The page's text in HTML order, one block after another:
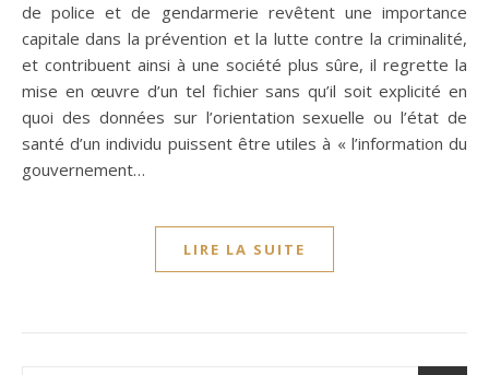
de police et de gendarmerie revêtent une importance
capitale dans la prévention et la lutte contre la criminalité,
et contribuent ainsi à une société plus sûre, il regrette la
mise en œuvre d’un tel fichier sans qu’il soit explicité en
quoi des données sur l’orientation sexuelle ou l’état de
santé d’un individu puissent être utiles à « l’information du
gouvernement…
LIRE LA SUITE